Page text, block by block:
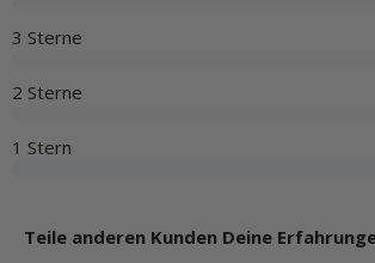
3 Sterne
2 Sterne
1 Stern
Teile anderen Kunden Deine